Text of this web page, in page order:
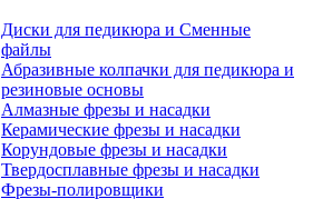
Диски для педикюра и Сменные
файлы
Абразивные колпачки для педикюра и
резиновые основы
Алмазные фрезы и насадки
Керамические фрезы и насадки
Корундовые фрезы и насадки
Твердосплавные фрезы и насадки
Фрезы-полировщики